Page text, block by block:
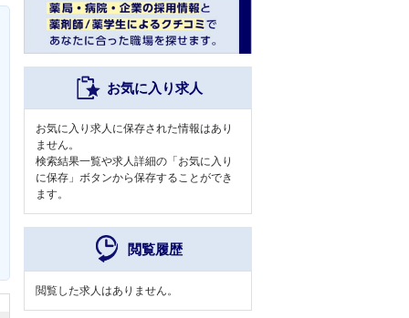
お気に入り求人
お気に入り求人に保存された情報はあり
ません。
検索結果一覧や求人詳細の「お気に入り
に保存」ボタンから保存することができ
ます。
閲覧履歴
閲覧した求人はありません。